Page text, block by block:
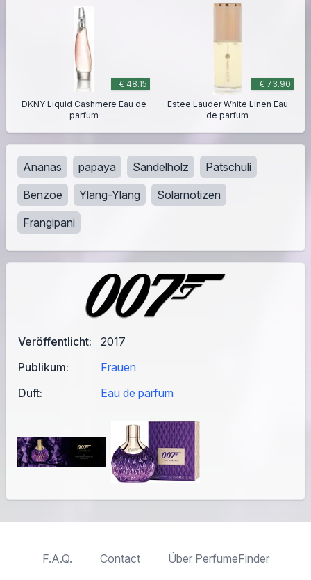
Veröffentlicht:
2017
Publikum:
Frauen
Duft:
Eau de parfum
€ 48.15
DKNY Liquid Cashmere Eau de
parfum
€ 73.90
Estee Lauder White Linen Eau
de parfum
Ananas papaya Sandelholz
Patschuli
Benzoe
Ylang-Ylang
Solarnotizen
Frangipani
F.A.Q. Contact Über PerfumeFinder